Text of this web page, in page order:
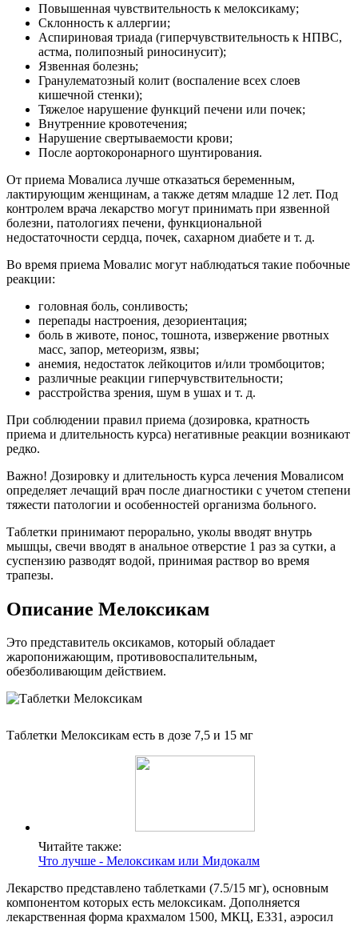
Повышенная чувствительность к мелоксикаму;
Склонность к аллергии;
Аспириновая триада (гиперчувствительность к НПВС,
астма, полипозный риносинусит);
Язвенная болезнь;
Гранулематозный колит (воспаление всех слоев
кишечной стенки);
Тяжелое нарушение функций печени или почек;
Внутренние кровотечения;
Нарушение свертываемости крови;
После аортокоронарного шунтирования.
От приема Мовалиса лучше отказаться беременным,
лактирующим женщинам, а также детям младше 12 лет. Под
контролем врача лекарство могут принимать при язвенной
болезни, патологиях печени, функциональной
недостаточности сердца, почек, сахарном диабете и т. д.
Во время приема Мовалис могут наблюдаться такие побочные
реакции:
головная боль, сонливость;
перепады настроения, дезориентация;
боль в животе, понос, тошнота, извержение рвотных
масс, запор, метеоризм, язвы;
анемия, недостаток лейкоцитов и/или тромбоцитов;
различные реакции гиперчувствительности;
расстройства зрения, шум в ушах и т. д.
При соблюдении правил приема (дозировка, кратность
приема и длительность курса) негативные реакции возникают
редко.
Важно! Дозировку и длительность курса лечения Мовалисом
определяет лечащий врач после диагностики с учетом степени
тяжести патологии и особенностей организма больного.
Таблетки принимают перорально, уколы вводят внутрь
мышцы, свечи вводят в анальное отверстие 1 раз за сутки, а
суспензию разводят водой, принимая раствор во время
трапезы.
Описание Мелоксикам
Это представитель оксикамов, который обладает
жаропонижающим, противовоспалительным,
обезболивающим действием.
Таблетки Мелоксикам есть в дозе 7,5 и 15 мг
Читайте также:
Что лучше - Мелоксикам или Мидокалм
Лекарство представлено таблетками (7.5/15 мг), основным
компонентом которых есть мелоксикам. Дополняется
лекарственная форма крахмалом 1500, МКЦ, Е331, аэросил